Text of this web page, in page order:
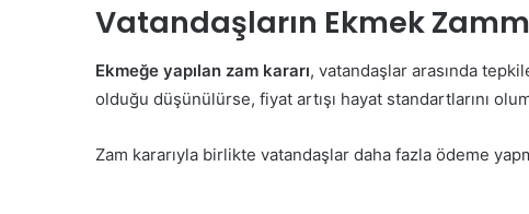
Vatandaşların Ekmek
Ekmeğe yapılan zam kararı, vatandaşlar arasında
olduğu düşünülürse, fiyat artışı hayat standartlarını
Zam kararıyla birlikte vatandaşlar daha fazla ödeme